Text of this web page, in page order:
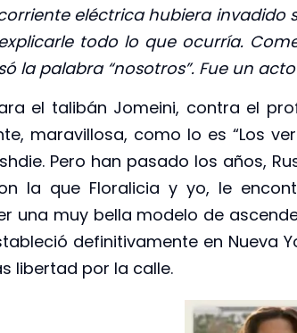
eléctrica hubiera invadido
todo lo que ocurría.
la palabra “nosotros”. Fue un
el talibán Jomeini, contra el
maravillosa, como lo es “Los
Pero han pasado los años,
la que Floralicia y yo, le
una muy bella modelo de
definitivamente en Nueva
libertad por la calle.